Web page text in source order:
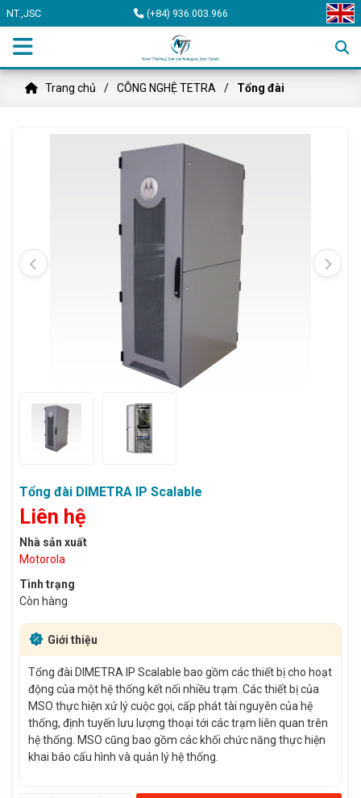
NT.,JSC (+84) 936.003.966
Trang chủ CÔNG NGHỆ TETRA Tổng đài
Tổng đài DIMETRA IP Scalable
Liên hệ
Nhà sản xuất
Motorola
Tình trạng
Còn hàng
Giới thiệu
Tổng đài DIMETRA IP Scalable bao gồm các thiết bị cho hoạt
động của một hệ thống kết nối nhiều trạm. Các thiết bị của
MSO thực hiện xử lý cuộc gọi, cấp phát tài nguyên của hệ
thống, định tuyến lưu lượng thoại tới các trạm liên quan trên
hệ thống. MSO cũng bao gồm các khối chức năng thực hiện
khai báo cấu hình và quản lý hệ thống.